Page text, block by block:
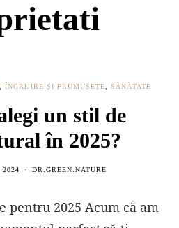
ÎNGRIJIRE ȘI FRUMUSEȚE SĂNĂTATE
un stil de
în 2025?
2024 DR.GREEN.NATURE
pentru 2025 Acum că am